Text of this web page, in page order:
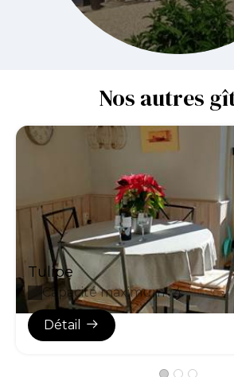
Nos autres
Tulipe
Capacité maximum : 4
Détail